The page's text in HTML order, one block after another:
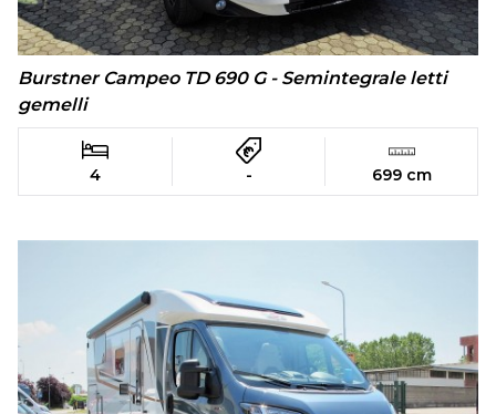
Burstner Campeo TD 690 G - Semintegrale letti
gemelli
4 - 699 cm